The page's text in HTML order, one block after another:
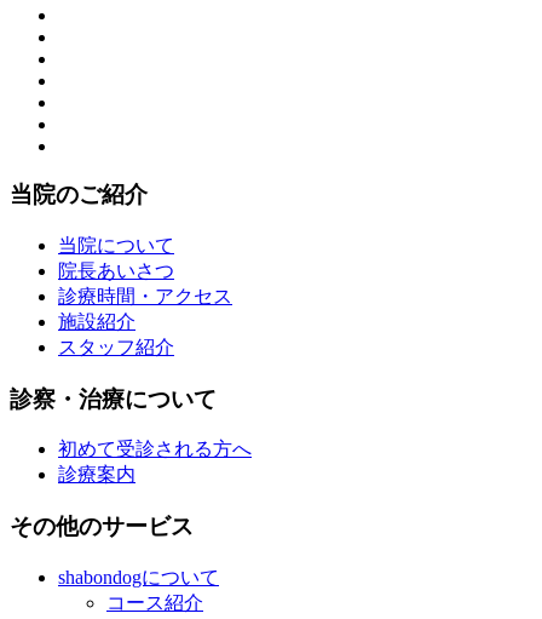
当院のご紹介
当院について
院長あいさつ
診療時間・アクセス
施設紹介
スタッフ紹介
診察・治療について
初めて受診される方へ
診療案内
その他のサービス
shabondogについて
コース紹介